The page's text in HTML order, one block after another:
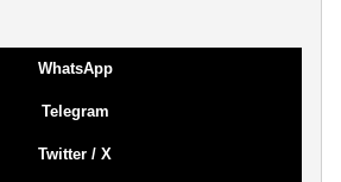
WhatsApp
Telegram
Twitter / X